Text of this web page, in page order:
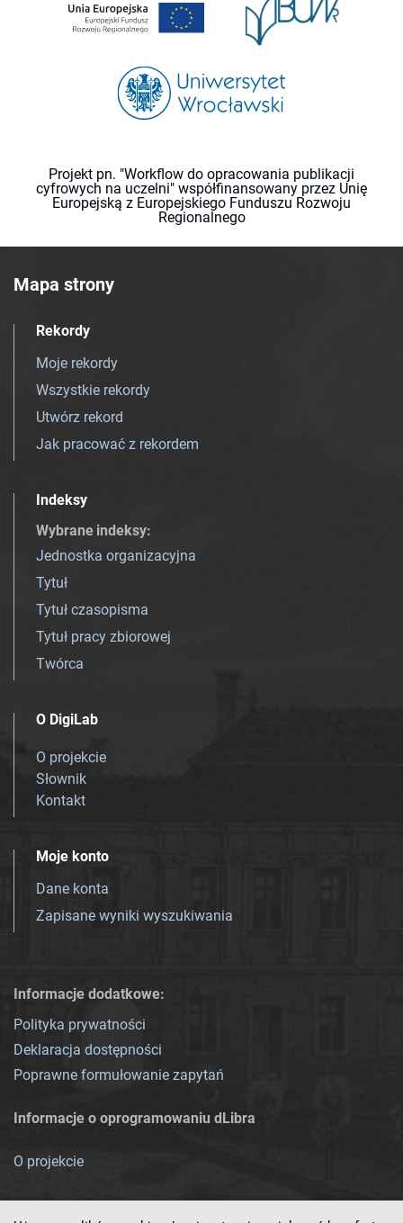
Projekt pn. "Workflow do opracowania publikacji
cyfrowych na uczelni" współfinansowany przez Unię
Europejską z Europejskiego Funduszu Rozwoju
Regionalnego
Mapa strony
Rekordy
Moje rekordy
Wszystkie rekordy
Utwórz rekord
Jak pracować z rekordem
Indeksy
Wybrane indeksy:
Jednostka organizacyjna
Tytuł
Tytuł czasopisma
Tytuł pracy zbiorowej
Twórca
O DigiLab
O projekcie
Słownik
Kontakt
Moje konto
Dane konta
Zapisane wyniki wyszukiwania
Informacje dodatkowe:
Polityka prywatności
Deklaracja dostępności
Poprawne formułowanie zapytań
Informacje o oprogramowaniu dLibra
O projekcie